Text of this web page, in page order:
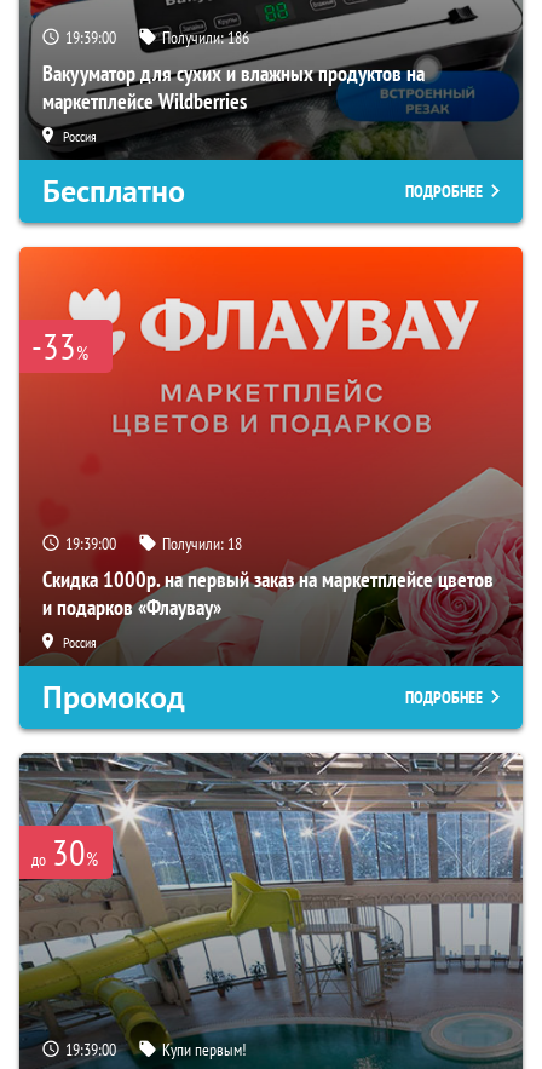
19:38:59 Получили:186
Вакууматор для сухих и влажных продуктов на
маркетплейсе Wildberries
Россия
Бесплатно ПОДРОБНЕЕ
-33%
19:38:59 Получили: 18
Скидка 1000р. на первый заказ на маркетплейсе цветов
и подарков «Флаувау»
Россия
Промокод ПОДРОБНЕЕ
до 30%
19:38:59 Купи первым!